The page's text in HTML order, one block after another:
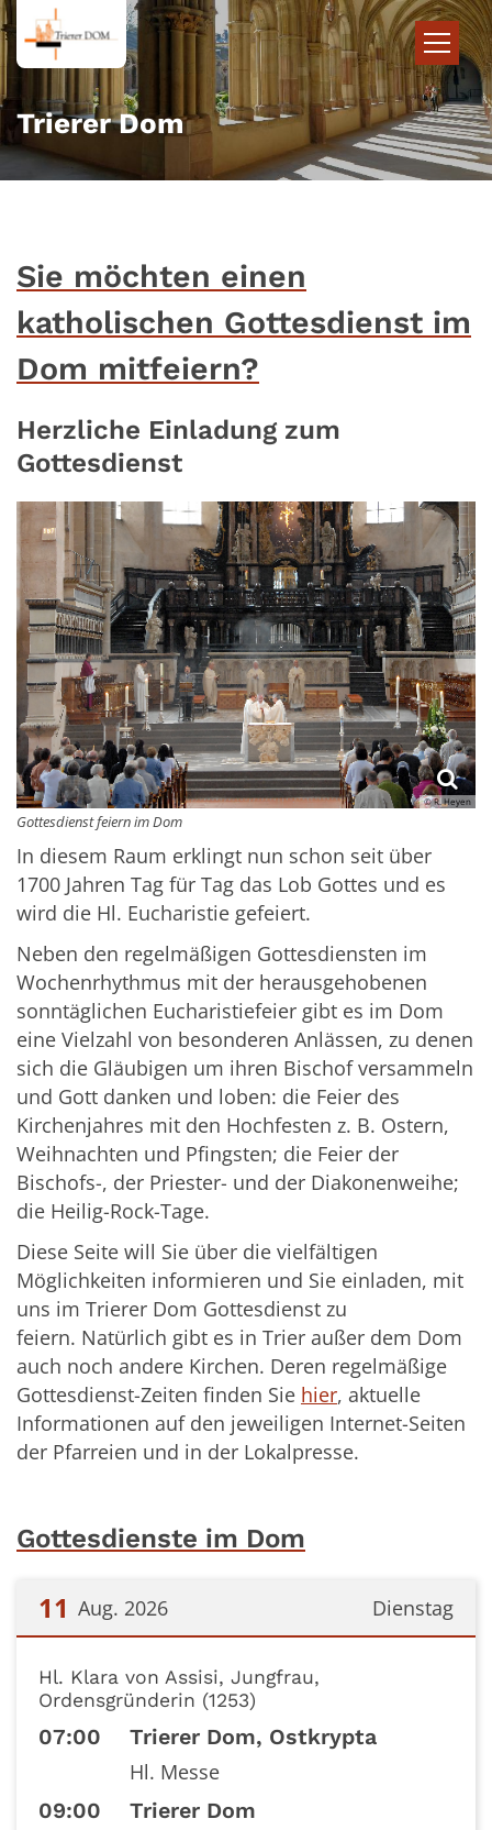
Zum Inhalt springen
Trierer Dom
Sie möchten einen
katholischen Gottesdienst im
Dom mitfeiern?
Herzliche Einladung zum
Gottesdienst
© R. Heyen
Gottesdienst feiern im Dom
In diesem Raum erklingt nun schon seit über
1700 Jahren Tag für Tag das Lob Gottes und es
wird die Hl. Eucharistie gefeiert.
Neben den regelmäßigen Gottesdiensten im
Wochenrhythmus mit der herausgehobenen
sonntäglichen Eucharistiefeier gibt es im Dom
eine Vielzahl von besonderen Anlässen, zu denen
sich die Gläubigen um ihren Bischof versammeln
und Gott danken und loben: die Feier des
Kirchenjahres mit den Hochfesten z. B. Ostern,
Weihnachten und Pfingsten; die Feier der
Bischofs-, der Priester- und der Diakonenweihe;
die Heilig-Rock-Tage.
Diese Seite will Sie über die vielfältigen
Möglichkeiten informieren und Sie einladen, mit
uns im Trierer Dom Gottesdienst zu
feiern. Natürlich gibt es in Trier außer dem Dom
auch noch andere Kirchen. Deren regelmäßige
Gottesdienst-Zeiten finden Sie hier, aktuelle
Informationen auf den jeweiligen Internet-Seiten
der Pfarreien und in der Lokalpresse.
Gottesdienste im Dom
Dienstag
11 Aug. 2026
Hl. Klara von Assisi, Jungfrau,
Ordensgründerin (1253)
07:00 Trierer Dom, Ostkrypta
Hl. Messe
09:00 Trierer Dom